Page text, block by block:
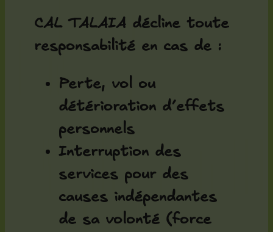
CAL TALAIA décline toute
responsabilité en cas de :
Perte, vol ou
détérioration d’effets
personnels
Interruption des
services pour des
causes indépendantes
de sa volonté (force